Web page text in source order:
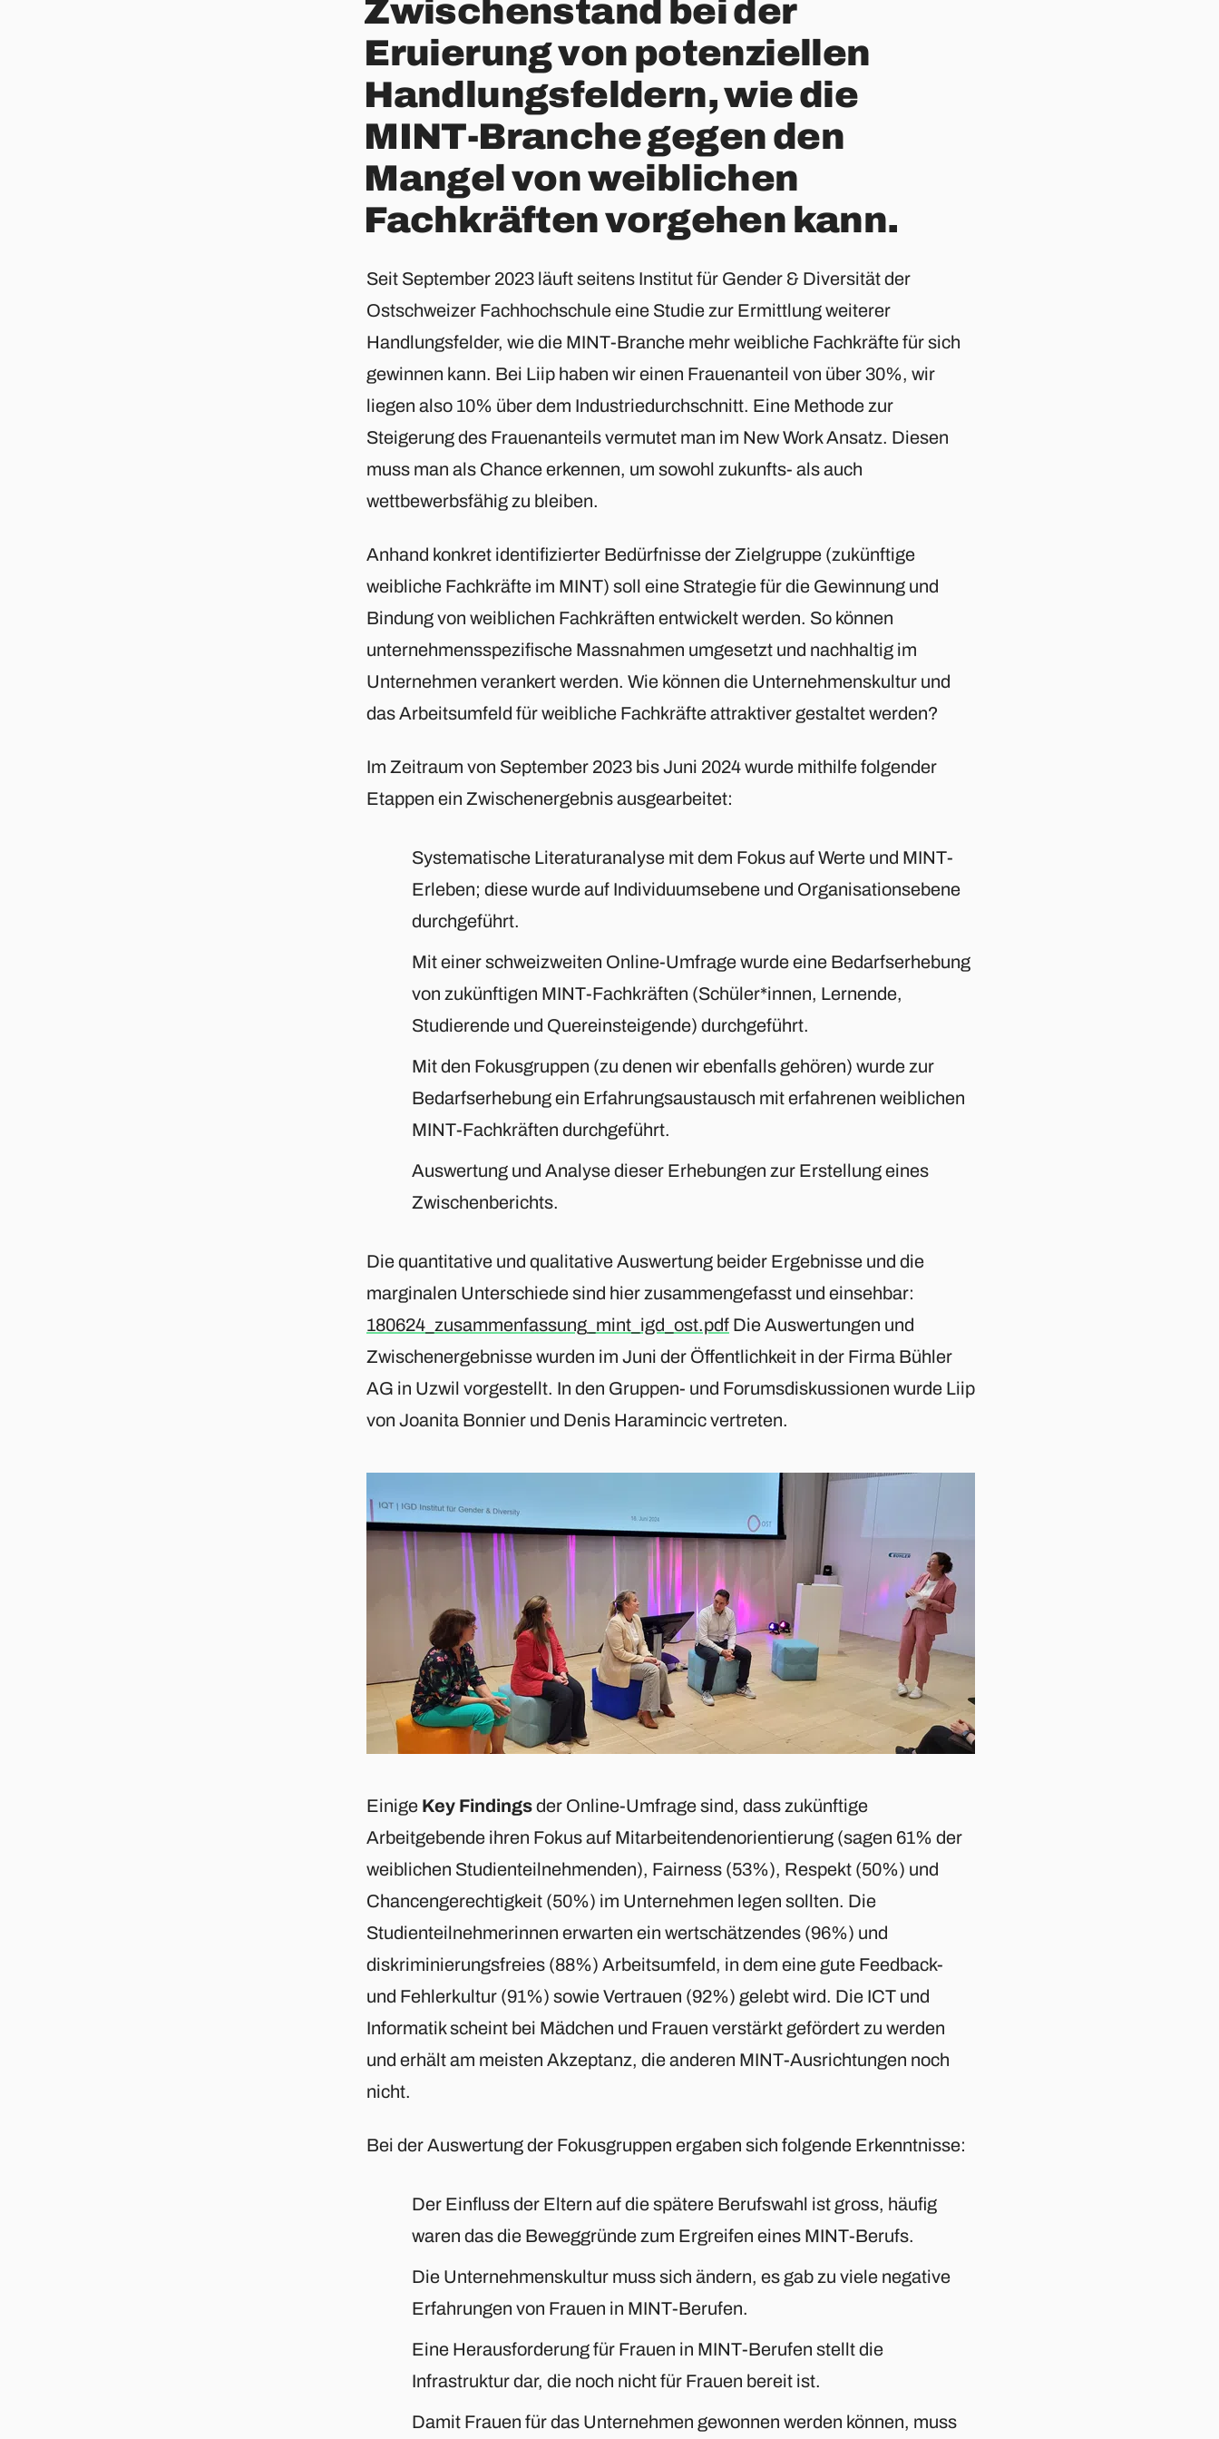
Zwischenstand bei der
Eruierung von potenziellen
Handlungsfeldern, wie die
MINT-Branche gegen den
Mangel von weiblichen
Fachkräften vorgehen kann.
Seit September 2023 läuft seitens Institut für Gender & Diversität der
Ostschweizer Fachhochschule eine Studie zur Ermittlung weiterer
Handlungsfelder, wie die MINT-Branche mehr weibliche Fachkräfte für sich
gewinnen kann. Bei Liip haben wir einen Frauenanteil von über 30%, wir
liegen also 10% über dem Industriedurchschnitt. Eine Methode zur
Steigerung des Frauenanteils vermutet man im New Work Ansatz. Diesen
muss man als Chance erkennen, um sowohl zukunfts- als auch
wettbewerbsfähig zu bleiben.
Anhand konkret identifizierter Bedürfnisse der Zielgruppe (zukünftige
weibliche Fachkräfte im MINT) soll eine Strategie für die Gewinnung und
Bindung von weiblichen Fachkräften entwickelt werden. So können
unternehmensspezifische Massnahmen umgesetzt und nachhaltig im
Unternehmen verankert werden. Wie können die Unternehmenskultur und
das Arbeitsumfeld für weibliche Fachkräfte attraktiver gestaltet werden?
Im Zeitraum von September 2023 bis Juni 2024 wurde mithilfe folgender
Etappen ein Zwischenergebnis ausgearbeitet:
Systematische Literaturanalyse mit dem Fokus auf Werte und MINT-
Erleben; diese wurde auf Individuumsebene und Organisationsebene
durchgeführt.
Mit einer schweizweiten Online-Umfrage wurde eine Bedarfserhebung
von zukünftigen MINT-Fachkräften (Schüler*innen, Lernende,
Studierende und Quereinsteigende) durchgeführt.
Mit den Fokusgruppen (zu denen wir ebenfalls gehören) wurde zur
Bedarfserhebung ein Erfahrungsaustausch mit erfahrenen weiblichen
MINT-Fachkräften durchgeführt.
Auswertung und Analyse dieser Erhebungen zur Erstellung eines
Zwischenberichts.
Die quantitative und qualitative Auswertung beider Ergebnisse und die
marginalen Unterschiede sind hier zusammengefasst und einsehbar:
180624_zusammenfassung_mint_igd_ost.pdf Die Auswertungen und
Zwischenergebnisse wurden im Juni der Öffentlichkeit in der Firma Bühler
AG in Uzwil vorgestellt. In den Gruppen- und Forumsdiskussionen wurde Liip
von Joanita Bonnier und Denis Haramincic vertreten.
Einige Key Findingsder Online-Umfrage sind, dass zukünftige
Arbeitgebende ihren Fokus auf Mitarbeitendenorientierung (sagen 61% der
weiblichen Studienteilnehmenden), Fairness (53%), Respekt (50%) und
Chancengerechtigkeit (50%) im Unternehmen legen sollten. Die
Studienteilnehmerinnen erwarten ein wertschätzendes (96%) und
diskriminierungsfreies (88%) Arbeitsumfeld, in dem eine gute Feedback-
und Fehlerkultur (91%) sowie Vertrauen (92%) gelebt wird. Die ICT und
Informatik scheint bei Mädchen und Frauen verstärkt gefördert zu werden
und erhält am meisten Akzeptanz, die anderen MINT-Ausrichtungen noch
nicht.
Bei der Auswertung der Fokusgruppen ergaben sich folgende Erkenntnisse:
Der Einfluss der Eltern auf die spätere Berufswahl ist gross, häufig
waren das die Beweggründe zum Ergreifen eines MINT-Berufs.
Die Unternehmenskultur muss sich ändern, es gab zu viele negative
Erfahrungen von Frauen in MINT-Berufen.
Eine Herausforderung für Frauen in MINT-Berufen stellt die
Infrastruktur dar, die noch nicht für Frauen bereit ist.
Damit Frauen für das Unternehmen gewonnen werden können, muss